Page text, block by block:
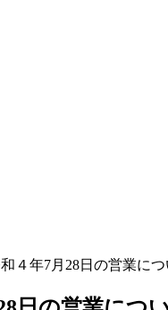
４年7月28日の営業につ